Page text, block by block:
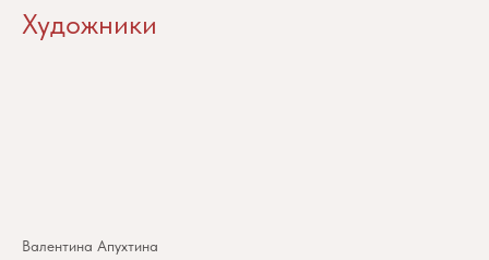
Художники
Валентина Апухтина